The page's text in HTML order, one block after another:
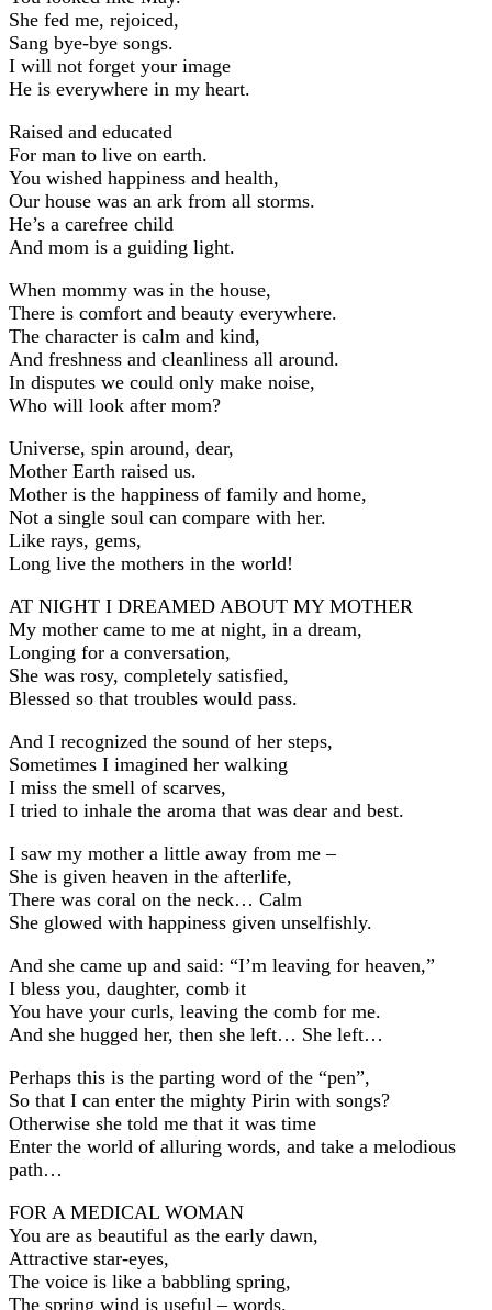
She fed me, rejoiced,
Sang bye-bye songs.
I will not forget your image
He is everywhere in my heart.
Raised and educated
For man to live on earth.
You wished happiness and health,
Our house was an ark from all storms.
He’s a carefree child
And mom is a guiding light.
When mommy was in the house,
There is comfort and beauty everywhere.
The character is calm and kind,
And freshness and cleanliness all around.
In disputes we could only make noise,
Who will look after mom?
Universe, spin around, dear,
Mother Earth raised us.
Mother is the happiness of family and home,
Not a single soul can compare with her.
Like rays, gems,
Long live the mothers in the world!
AT NIGHT I DREAMED ABOUT MY MOTHER
My mother came to me at night, in a dream,
Longing for a conversation,
She was rosy, completely satisfied,
Blessed so that troubles would pass.
And I recognized the sound of her steps,
Sometimes I imagined her walking
I miss the smell of scarves,
I tried to inhale the aroma that was dear and best.
I saw my mother a little away from me –
She is given heaven in the afterlife,
There was coral on the neck… Calm
She glowed with happiness given unselfishly.
And she came up and said: “I’m leaving for heaven,”
I bless you, daughter, comb it
You have your curls, leaving the comb for me.
And she hugged her, then she left… She left…
Perhaps this is the parting word of the “pen”,
So that I can enter the mighty Pirin with songs?
Otherwise she told me that it was time
Enter the world of alluring words, and take a melodious
path…
FOR A MEDICAL WOMAN
You are as beautiful as the early dawn,
Attractive star-eyes,
The voice is like a babbling spring,
The spring wind is useful – words.